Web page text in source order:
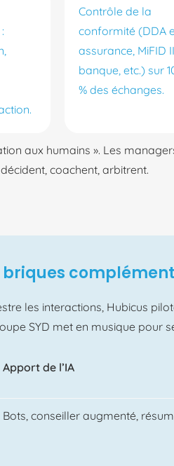
Contrôle de la
conformité (DDA
assurance, MiFID
banque, etc.) sur
% des échanges.
aux humains ». Les
coachent, arbitrent.
briques
les interactions, Hubicus
SYD met en musique pour
Apport de l’IA
Bots, conseiller augmenté,